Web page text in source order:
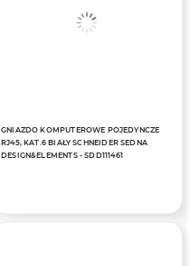
GNIAZDO KOMPUTEROWE POJEDYNCZE
RJ45, KAT.6 BIAŁY SCHNEIDER SEDNA
DESIGN&ELEMENTS - SDD111461